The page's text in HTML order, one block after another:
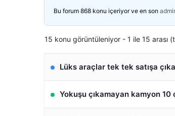
Bu forum 868 konu içeriyor ve en son
15 konu görüntüleniyor - 1 ile 15 arası
Lüks araçlar tek tek satışa
Yokuşu çıkamayan kamyon